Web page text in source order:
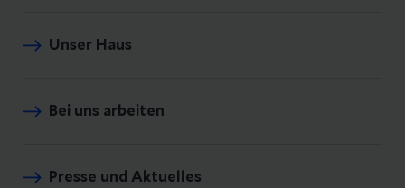
Unser Haus
Bei uns arbeiten
Presse und Aktuelles